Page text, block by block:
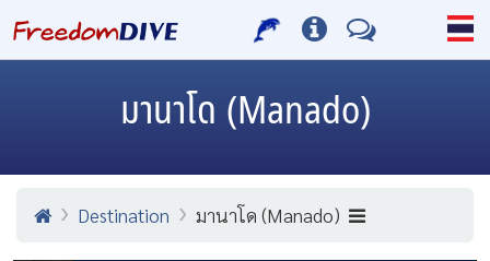
มานาโด (Manado)
Destination มานาโด (Manado)